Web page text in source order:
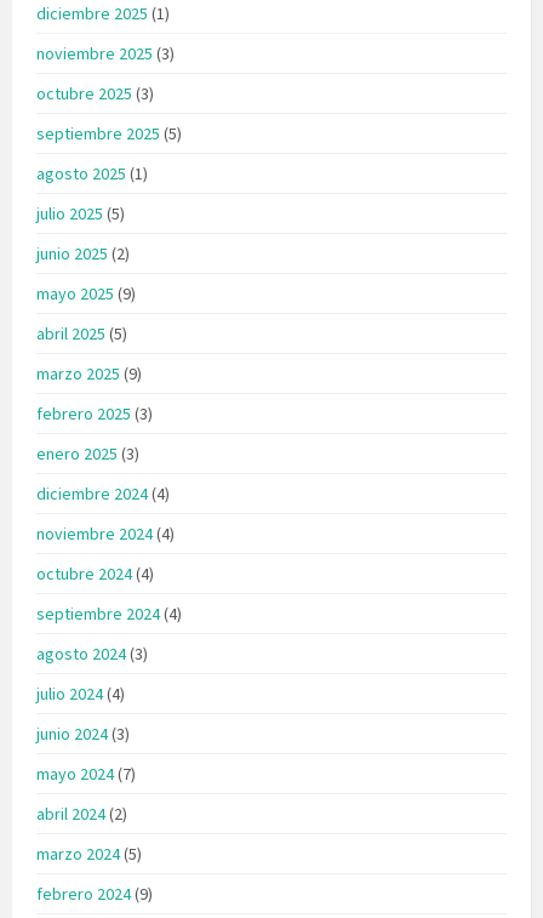
diciembre 2025 (1)
noviembre 2025 (3)
octubre 2025 (3)
septiembre 2025 (5)
agosto 2025 (1)
julio 2025 (5)
junio 2025 (2)
mayo 2025 (9)
abril 2025 (5)
marzo 2025 (9)
febrero 2025 (3)
enero 2025 (3)
diciembre 2024(4)
noviembre 2024(4)
octubre 2024(4)
septiembre 2024(4)
agosto 2024(3)
julio 2024(4)
junio 2024(3)
mayo 2024(7)
abril 2024(2)
marzo 2024(5)
febrero 2024(9)